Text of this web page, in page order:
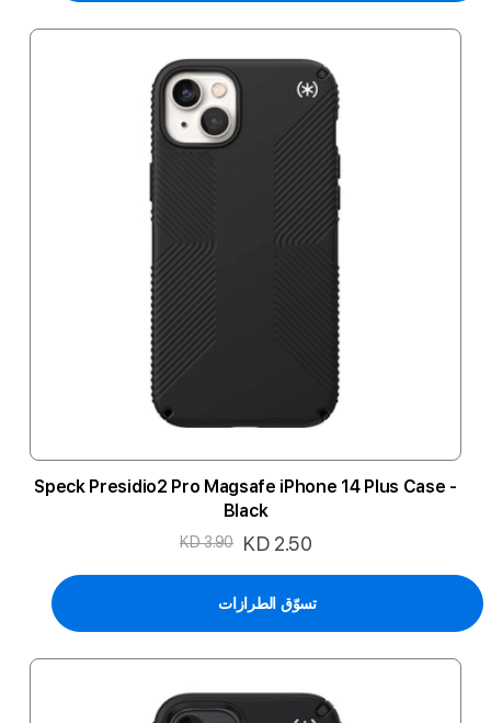
Speck Presidio2 Pro Magsafe iPhone 14 Plus Case -
Black
السعر
KD 2.50
KD 3.90
تسوّق الطرازات